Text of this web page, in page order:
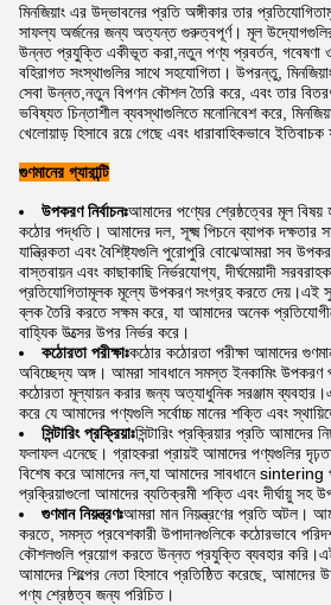
মিনজিয়াং এর উদ্ভাবনের প্রতি অঙ্গীকার তার
সাফল্য অর্জনের জন্য অত্যন্ত গুরুত্বপূর্ণ। মূল উদ্যোগগুলির
উন্নত প্রযুক্তি একীভূত করা,নতুন পণ্য প্রবর্তন, গবেষণা
বহিরাগত সংস্থাগুলির সাথে সহযোগিতা। উপরন্তু,
সেবা উন্নত,নতুন বিপণন কৌশল তৈরি করে, এবং তার
ভবিষ্যত চিন্তাশীল ব্যবস্থাগুলিতে মনোনিবেশ করে,
খেলোয়াড় হিসাবে রয়ে গেছে এবং ধারাবাহিকভাবে
গুণমানের গ্যারান্টি
উপকরণ নির্বাচনঃআমাদের পণ্যের শ্রেষ্ঠত্বের মূল বিষয়
কঠোর পদ্ধতি। আমাদের দল, সূক্ষ্ম পিচনে ব্যাপক দক্ষতার
যান্ত্রিকতা এবং বৈশিষ্ট্যগুলি পুরোপুরি বোঝেআমরা সব
বাস্তবায়ন এবং কাছাকাছি নির্ভরযোগ্য, দীর্ঘমেয়াদী
প্রতিযোগিতামূলক মূল্যে উপকরণ সংগ্রহ করতে দেয়।এই
ব্লক তৈরি করতে সক্ষম করে, যা আমাদের অনেক
বাহ্যিক উত্সের উপর নির্ভর করে।
কঠোরতা পরীক্ষাঃকঠোর কঠোরতা পরীক্ষা আমাদের
অবিচ্ছেদ্য অঙ্গ। আমরা সাবধানে সমস্ত ইনকামিং উপকরণ
কঠোরতা মূল্যায়ন করার জন্য অত্যাধুনিক সরঞ্জাম
করে যে আমাদের পণ্যগুলি সর্বোচ্চ মানের শক্তি এবং
সিন্টারিং প্রক্রিয়াঃসিন্টারিং প্রক্রিয়ার প্রতি আমাদের
ফলাফল এনেছে। গ্রাহকরা প্রায়ই আমাদের পণ্যগুলির
বিশেষ করে আমাদের নল,যা আমাদের সাবধানে
প্রক্রিয়াগুলো আমাদের ব্যতিক্রমী শক্তি এবং দীর্ঘায়ু সহ
গুণমান নিয়ন্ত্রণঃআমরা মান নিয়ন্ত্রণের প্রতি অটল।
করতে, সমস্ত প্রবেশকারী উপাদানগুলিকে কঠোরভাবে পরিদর্শন
কৌশলগুলি প্রয়োগ করতে উন্নত প্রযুক্তি ব্যবহার করি।এই
আমাদের শিল্পের নেতা হিসাবে প্রতিষ্ঠিত করেছে, আমাদের
পণ্য শ্রেষ্ঠত্ব জন্য পরিচিত।